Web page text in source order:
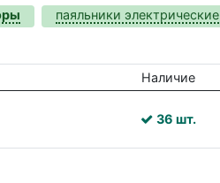
паяльники электрические
Наличие
36 шт.